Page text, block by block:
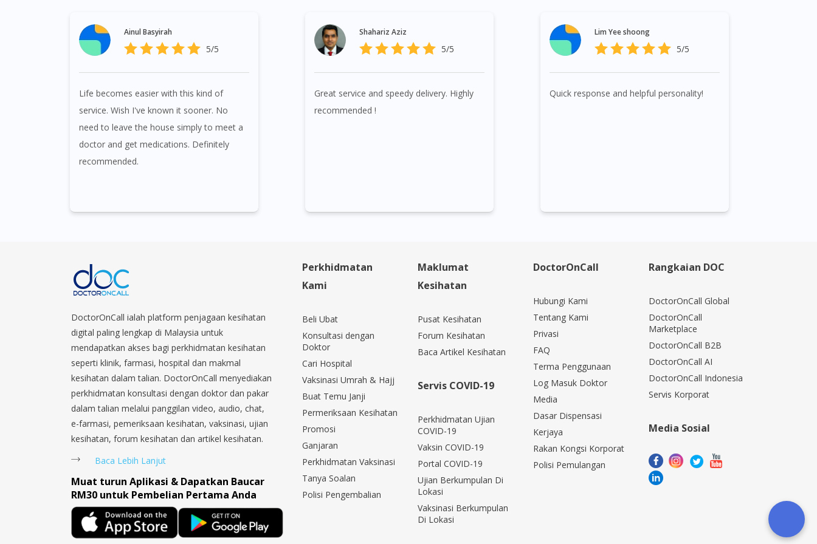
Ainul Basyirah
5/5
Life becomes easier with this kind of
service. Wish I've known it sooner. No
need to leave the house simply to meet a
doctor and get medications. Definitely
recommended.
Shahariz Aziz
5/5
Great service and speedy delivery. Highly
recommended !
Lim Yee shoong
5/5
Quick response and helpful personality!
DoctorOnCall ialah platform penjagaan kesihatan
digital paling lengkap di Malaysia untuk
mendapatkan akses bagi perkhidmatan kesihatan
seperti klinik, farmasi, hospital dan makmal
kesihatan dalam talian. DoctorOnCall menyediakan
perkhidmatan konsultasi dengan doktor dan pakar
dalam talian melalui panggilan video, audio, chat,
e-farmasi, pemeriksaan kesihatan, vaksinasi, ujian
kesihatan, forum kesihatan dan artikel kesihatan.
Baca Lebih Lanjut
Muat turun Aplikasi & Dapatkan Baucar
RM30 untuk Pembelian Pertama Anda
Perkhidmatan
Kami
Beli Ubat
Konsultasi dengan
Doktor
Cari Hospital
Vaksinasi Umrah & Hajj
Buat Temu Janji
Permeriksaan Kesihatan
Promosi
Ganjaran
Perkhidmatan Vaksinasi
Tanya Soalan
Polisi Pengembalian
Maklumat
Kesihatan
Pusat Kesihatan
Forum Kesihatan
Baca Artikel Kesihatan
Servis COVID-19
Perkhidmatan Ujian
COVID-19
Vaksin COVID-19
Portal COVID-19
Ujian Berkumpulan Di
Lokasi
Vaksinasi Berkumpulan
Di Lokasi
DoctorOnCall
Hubungi Kami
Tentang Kami
Privasi
FAQ
Terma Penggunaan
Log Masuk Doktor
Media
Dasar Dispensasi
Kerjaya
Rakan Kongsi Korporat
Polisi Pemulangan
Rangkaian DOC
DoctorOnCall Global
DoctorOnCall
Marketplace
DoctorOnCall B2B
DoctorOnCall AI
DoctorOnCall Indonesia
Servis Korporat
Media Sosial